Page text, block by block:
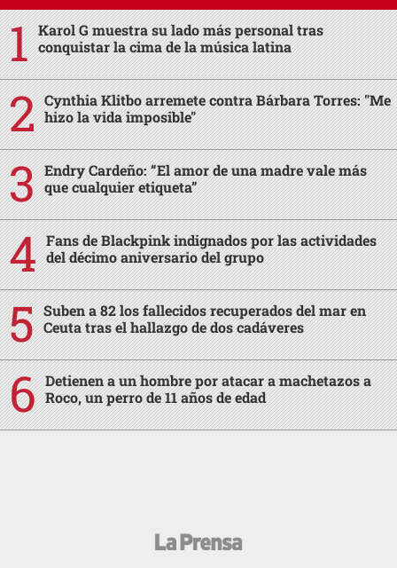
Karol G muestra su lado más personal tras
conquistar la cima de la música latina
Cynthia Klitbo arremete contra Bárbara Torres: "Me
hizo la vida imposible"
Endry Cardeño: “El amor de una madre vale más
que cualquier etiqueta”
Fans de Blackpink indignados por las actividades
del décimo aniversario del grupo
Suben a 82 los fallecidos recuperados del mar en
Ceuta tras el hallazgo de dos cadáveres
Detienen a un hombre por atacar a machetazos a
Roco, un perro de 11 años de edad